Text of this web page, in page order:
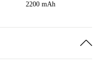
2200 mAh